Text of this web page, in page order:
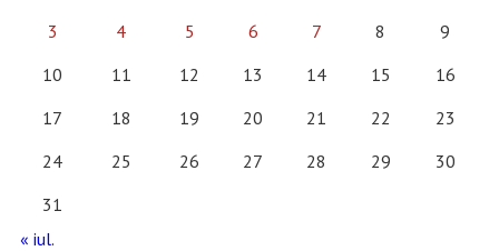
3
4 5 6 7 8
9
10
11 12 13 14 15
16
17
18 19 20 21 22
23
24
25 26 27 28 29
30
31
« iul.